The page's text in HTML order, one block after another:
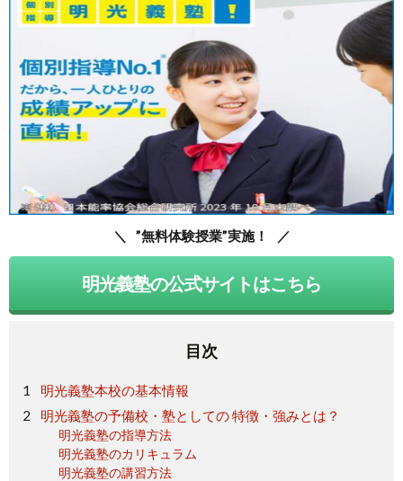
”無料体験授業”実施！
明光義塾の公式サイトはこちら
目次
明光義塾本校の基本情報
明光義塾の予備校・塾としての 特徴・強みとは？
明光義塾の指導方法
明光義塾のカリキュラム
明光義塾の講習方法